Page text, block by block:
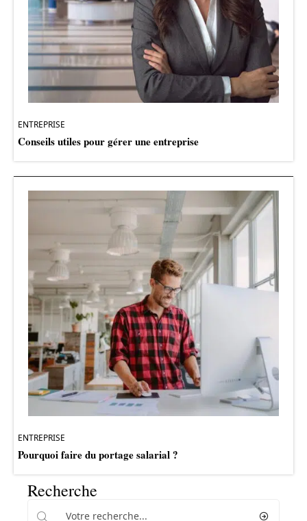
ENTREPRISE
Conseils utiles pour gérer une entreprise
ENTREPRISE
Pourquoi faire du portage salarial ?
Recherche